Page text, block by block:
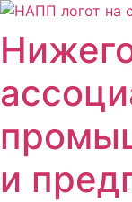
Перейти
содержимому
и